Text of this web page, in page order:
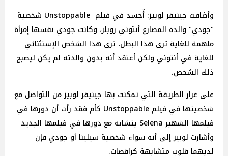
وأضافت جينيفر لوبيز: أُجسد في فيلم Unstoppable شخصية
"جودي" والدة المصارع أنتوني روبلز، وكانت جودي نفسها إمرأة
ملهمة للغاية ترى هذا البطل، ترى هذا الشخص الإستثنائي
للغاية في أنتوني ولكن أعتقد أنه بدون والدته لم يكن ليصبح
ذلك الشخص.
على غرار الطريقة التي تمكنت بها جينيفر لوبيز من التواصل مع
شخصيتها في فيلم Unstoppable كأم فقد رأت أن دورها في
فيلمها الشهير Selena يتشابه مع دورها في فيلمها الجديد
وأشارت لوبيز إلى أنه سواء شخصية سيلينا أو جودي فإن
لديهما قلوب متشابهة كراقصات.